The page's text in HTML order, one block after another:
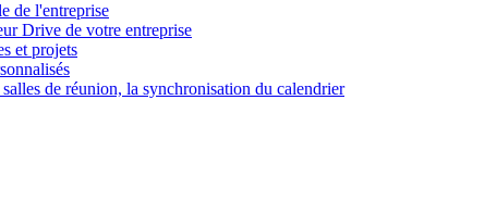
de l'entreprise
Drive de votre entreprise
et projets
de réunion, la synchronisation du calendrier